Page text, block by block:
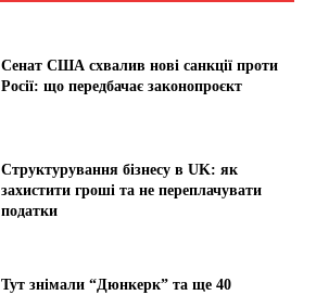
Сенат США схвалив нові санкції проти
Росії: що передбачає законопроєкт
Структурування бізнесу в UK: як
захистити гроші та не переплачувати
податки
Тут знімали “Дюнкерк” та ще 40